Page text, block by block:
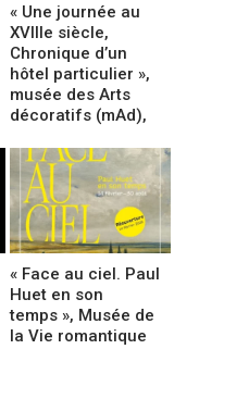
« Une journée au
XVIIIe siècle,
Chronique d’un
hôtel particulier »,
musée des Arts
décoratifs (mAd),
« Face au ciel. Paul
Huet en son
temps », Musée de
la Vie romantique